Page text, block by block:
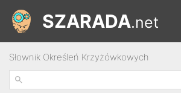
SZARADA.net
Słownik Określeń Krzyżówkowych